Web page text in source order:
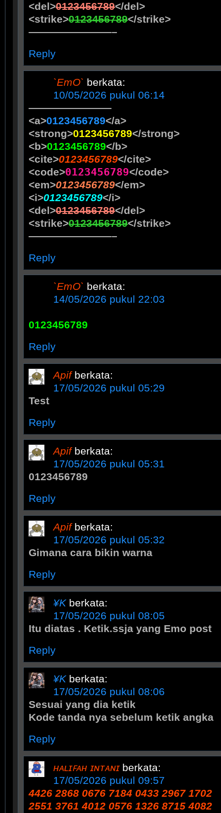
<del>0123456789</del>
<strike>0123456789</strike>
————————–
Reply
`EmO` berkata:
10/05/2026 pukul 06:14
————————
<a>0123456789</a>
<strong>0123456789</strong>
<b>0123456789</b>
<cite>0123456789</cite>
<code>0123456789</code>
<em>0123456789</em>
<i>0123456789</i>
<del>0123456789</del>
<strike>0123456789</strike>
————————–
Reply
`EmO` berkata:
14/05/2026 pukul 22:03
0123456789
Reply
Apif berkata:
17/05/2026 pukul 05:29
Test
Reply
Apif berkata:
17/05/2026 pukul 05:31
0123456789
Reply
Apif berkata:
17/05/2026 pukul 05:32
Gimana cara bikin warna
Reply
¥K berkata:
17/05/2026 pukul 08:05
Itu diatas . Ketik.ssja yang Emo post
Reply
¥K berkata:
17/05/2026 pukul 08:06
Sesuai yang dia ketik
Kode tanda nya sebelum ketik angka
Reply
ʜᴀʟɪꜰᴀʜ ɪɴᴛᴀɴɪ berkata:
17/05/2026 pukul 09:57
4426 2868 0676 7184 0433 2967 1702
2551 3761 4012 0576 1326 8715 4082